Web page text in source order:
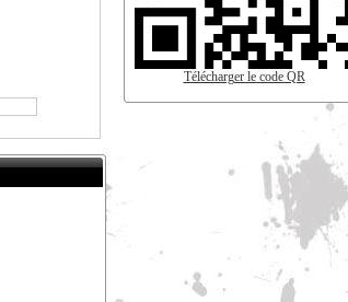
Télécharger le code QR